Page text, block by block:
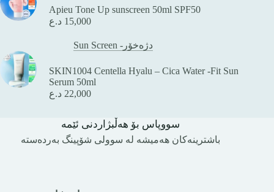
Apieu Tone Up sunscreen 50ml SPF50
15,000 د.ع
Sun Screen -دژەخۆر
SKIN1004 Centella Hyalu – Cica Water -Fit Sun
Serum 50ml
22,000 د.ع
سووپاس بۆ هەڵبژاردنی ئێمە
باشترینەکان هەمیشە لە سوولی شۆپینگ بەردەستە